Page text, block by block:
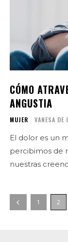
CÓMO
ANGUSTIA
MUJER VANESA DE
El dolor es un
percibimos de
nuestras
1 2